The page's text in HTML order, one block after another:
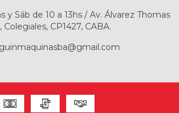
y Sáb de 10 a 13hs / Av. Álvarez Thomas
Colegiales, CP1427, CABA.